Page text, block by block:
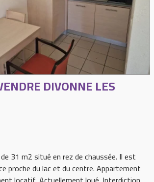
DIVONNE LES
31 m2 situé en rez de chaussée. Il est
proche du lac et du centre. Appartement